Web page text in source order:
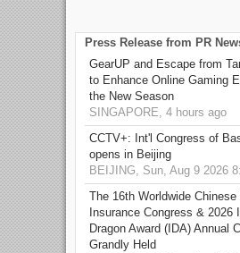
Press Release from PR
GearUP and Escape from
to Enhance Online Gaming
the New Season
SINGAPORE, 4 hours ago
CCTV+: Int'l Congress of
opens in Beijing
BEIJING, Sun, Aug 9 2026
The 16th Worldwide Chinese
Insurance Congress & 2026
Dragon Award (IDA) Annual
Grandly Held